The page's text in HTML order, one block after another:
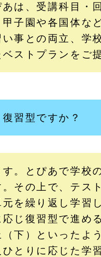
は、受講科目・
子園や各国体な
事との両立、学
ストプランをご
習型ですか？
。とぴあで学校
その上で、テス
を繰り返し学習
じ復習型で進
下）といったよ
とりに応じた学